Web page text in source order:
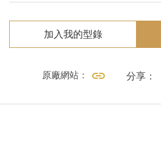
加入我的型錄
原廠網站： 分享：